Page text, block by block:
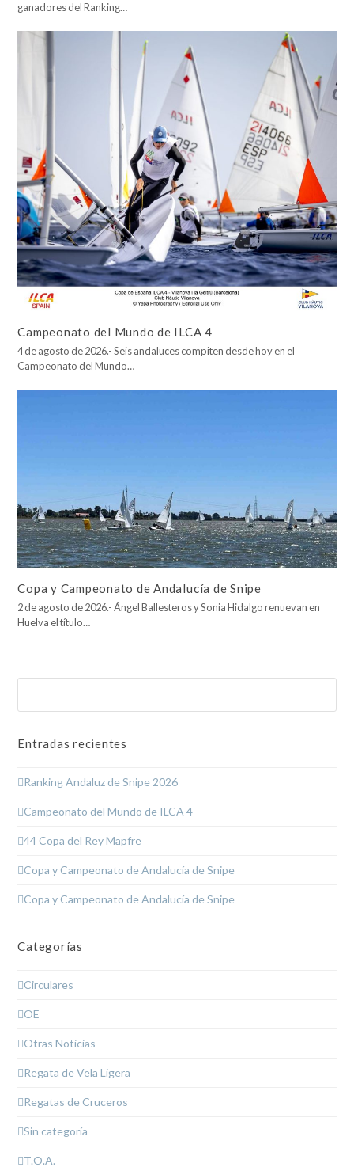
ganadores del Ranking…
Campeonato del Mundo de ILCA 4
4 de agosto de 2026.- Seis andaluces compiten desde hoy en el
Campeonato del Mundo…
Copa y Campeonato de Andalucía de Snipe
2 de agosto de 2026.- Ángel Ballesteros y Sonia Hidalgo renuevan en
Huelva el título…
Entradas recientes
Ranking Andaluz de Snipe 2026
Campeonato del Mundo de ILCA 4
44 Copa del Rey Mapfre
Copa y Campeonato de Andalucía de Snipe
Copa y Campeonato de Andalucía de Snipe
Categorías
Circulares
OE
Otras Noticias
Regata de Vela Ligera
Regatas de Cruceros
Sin categoría
T.O.A.